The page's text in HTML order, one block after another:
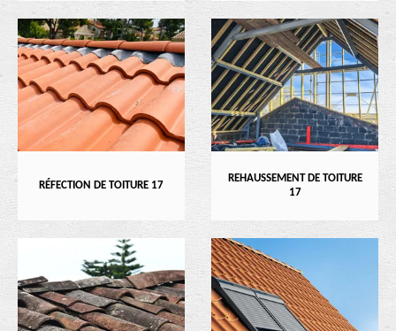
RÉFECTION DE TOITURE 17
REHAUSSEMENT DE TOITURE
17